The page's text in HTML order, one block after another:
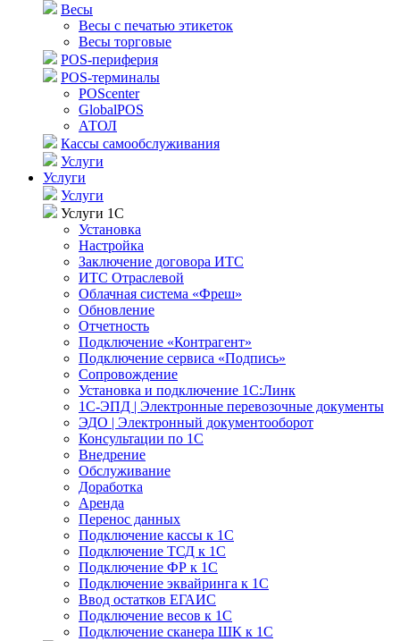
Весы
Весы с печатью этикеток
Весы торговые
POS-периферия
POS-терминалы
POScenter
GlobalPOS
АТОЛ
Кассы самообслуживания
Услуги
Услуги
Услуги
Услуги 1С
Установка
Настройка
Заключение договора ИТС
ИТС Отраслевой
Облачная система «Фреш»
Обновление
Отчетность
Подключение «Контрагент»
Подключение сервиса «Подпись»
Сопровождение
Установка и подключение 1С:Линк
1С-ЭПД | Электронные перевозочные документы
ЭДО | Электронный документооборот
Консультации по 1С
Внедрение
Обслуживание
Доработка
Аренда
Перенос данных
Подключение кассы к 1С
Подключение ТСД к 1С
Подключение ФР к 1С
Подключение эквайринга к 1С
Ввод остатков ЕГАИС
Подключение весов к 1С
Подключение сканера ШК к 1С